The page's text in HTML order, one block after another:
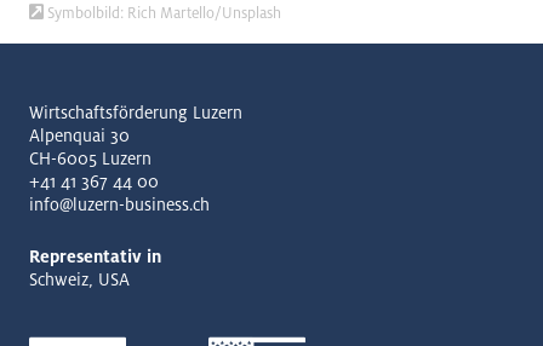
Symbolbild: Rich Martello/Unsplash
Wirtschaftsförderung Luzern
Alpenquai 30
CH-6005 Luzern
+41 41 367 44 00
info@luzern-business.ch
Representativ in
Schweiz, USA